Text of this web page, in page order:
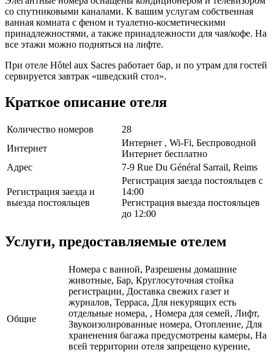
со спутниковыми каналами. К вашим услугам собственная
ванная комната с феном и туалетно-косметическими
принадлежностями, а также принадлежности для чая/кофе. На
все этажи можно подняться на лифте.
При отеле Hôtel aux Sacres работает бар, и по утрам для гостей
сервируется завтрак «шведский стол».
Краткое описание отеля
Количество номеров
28
Интернет
Интернет , Wi-Fi, Беспроводной
Интернет бесплатно
Адрес
7-9 Rue Du Général Sarrail, Reims
Регистрация заезда и
выезда постояльцев
Регистрация заезда постояльцев с
14:00
Регистрация выезда постояльцев
до 12:00
Услуги, предоставляемые отелем
Общие
Номера с ванной, Разрешены домашние
животные, Бар, Круглосуточная стойка
регистрации, Доставка свежих газет и
журналов, Терраса, Для некурящих есть
отдельные номера, , Номера для семей, Лифт,
Звукоизолированные номера, Отопление, Для
храненения багажа предусмотрены камеры, На
всей территории отеля запрещено курение,